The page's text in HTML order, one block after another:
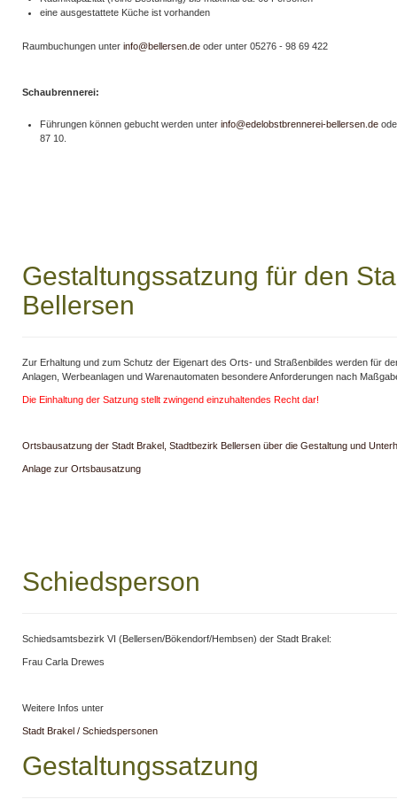
eine ausgestattete Küche ist vorhanden
Raumbuchungen unter info@bellersen.de oder unter 05276 - 98 69 422
Schaubrennerei:
Führungen können gebucht werden unter info@edelobstbrennerei-bellersen.de
87 10.
Gestaltungssatzung für den
Bellersen
Zur Erhaltung und zum Schutz der Eigenart des Orts- und Straßenbildes werden für
Anlagen, Werbeanlagen und Warenautomaten besondere Anforderungen nach
Die Einhaltung der Satzung stellt zwingend einzuhaltendes Recht dar!
Ortsbausatzung der Stadt Brakel, Stadtbezirk Bellersen über die Gestaltung und
Anlage zur Ortsbausatzung
Schiedsperson
Schiedsamtsbezirk VI (Bellersen/Bökendorf/Hembsen) der Stadt Brakel:
Frau Carla Drewes
Weitere Infos unter
Stadt Brakel / Schiedspersonen
Gestaltungssatzung